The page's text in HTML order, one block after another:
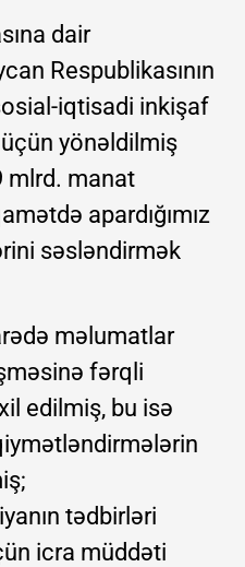
dair
Respublikasının
iqtisadi inkişaf
üçün yönəldilmiş
mlrd. manat
apardığımız
səsləndirmək
məlumatlar
fərqli
edilmiş, bu isə
tədbirləri
icra müddəti